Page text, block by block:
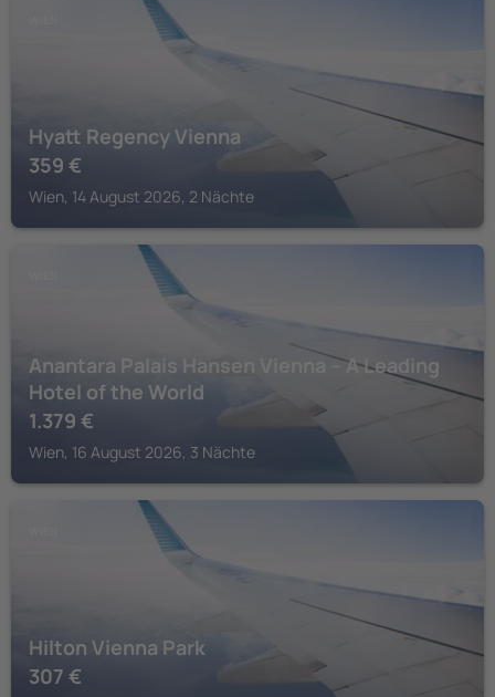
Hyatt Regency Vienna
359 €
Wien, 14 August 2026, 2 Nächte
Anantara Palais Hansen Vienna – A Leading
Hotel of the World
1.379 €
Wien, 16 August 2026, 3 Nächte
Hilton Vienna Park
307 €